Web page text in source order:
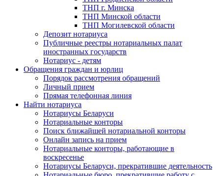
ТНП г. Минска
ТНП Минской области
ТНП Могилевской области
Депозит нотариуса
Публичные реестры нотариальных палат
иностранных государств
Нотариус - детям
Обращения граждан и юрлиц
Порядок рассмотрения обращений
Личный прием
Прямая телефонная линия
Найти нотариуса
Нотариусы Беларуси
Нотариальные конторы
Поиск ближайшей нотариальной конторы
Онлайн запись на прием
Нотариальные конторы, работающие в
воскресенье
Нотариусы Беларуси, прекратившие деятельность